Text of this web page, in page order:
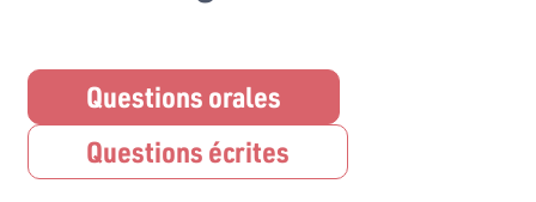
Questions orales
Questions écrites